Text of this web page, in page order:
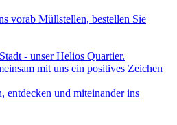
vorab Müllstellen, bestellen Sie
- unser Helios Quartier.
mit uns ein positives Zeichen
entdecken und miteinander ins